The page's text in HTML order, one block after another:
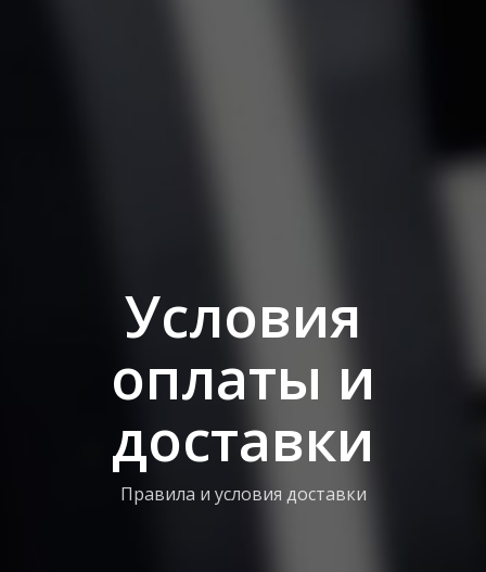
Условия
оплаты и
доставки
Правила и условия доставки